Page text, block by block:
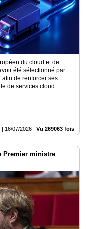
du cloud et de
été sélectionné par
de renforcer ses
de services cloud
| 16/07/2026 | Vu 269063 fois
Premier ministre